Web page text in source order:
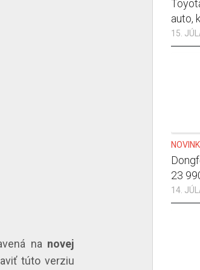
na novej
túto verziu
auto,
15.
23
14.